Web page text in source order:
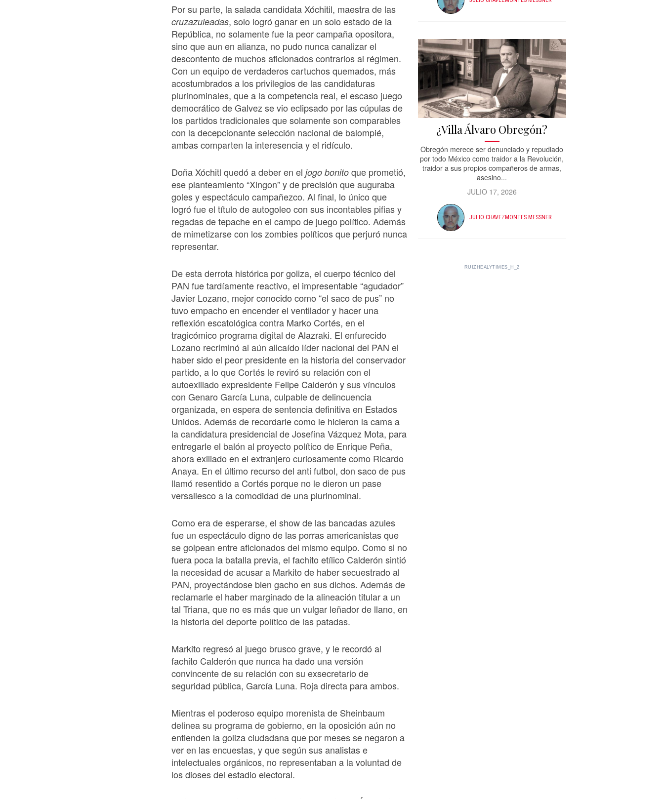
Por su parte, la salada candidata Xóchitil, maestra de las
cruzazuleadas, solo logró ganar en un solo estado de la
República, no solamente fue la peor campaña opositora,
sino que aun en alianza, no pudo nunca canalizar el
descontento de muchos aficionados contrarios al régimen.
Con un equipo de verdaderos cartuchos quemados, más
acostumbrados a los privilegios de las candidaturas
plurinominales, que a la competencia real, el escaso juego
democrático de Galvez se vio eclipsado por las cúpulas de
los partidos tradicionales que solamente son comparables
con la decepcionante selección nacional de balompié,
ambas comparten la interesencia y el ridículo.
Doña Xóchitl quedó a deber en el jogo bonito que prometió,
ese planteamiento “Xingon” y de precisión que auguraba
goles y espectáculo campañezco. Al final, lo único que
logró fue el título de autogoleo con sus incontables pifias y
regadas de tepache en el campo de juego político. Además
de mimetizarse con los zombies políticos que perjuró nunca
representar.
De esta derrota histórica por goliza, el cuerpo técnico del
PAN fue tardíamente reactivo, el impresentable “agudador”
Javier Lozano, mejor conocido como “el saco de pus” no
tuvo empacho en encender el ventilador y hacer una
reflexión escatológica contra Marko Cortés, en el
tragicómico programa digital de Alazraki. El enfurecido
Lozano recriminó al aún alicaído líder nacional del PAN el
haber sido el peor presidente en la historia del conservador
partido, a lo que Cortés le reviró su relación con el
autoexiliado expresidente Felipe Calderón y sus vínculos
con Genaro García Luna, culpable de delincuencia
organizada, en espera de sentencia definitiva en Estados
Unidos. Además de recordarle como le hicieron la cama a
la candidatura presidencial de Josefina Vázquez Mota, para
entregarle el balón al proyecto político de Enrique Peña,
ahora exiliado en el extranjero curiosamente como Ricardo
Anaya. En el último recurso del anti futbol, don saco de pus
llamó resentido a Cortés porque no le dieron un pase
versallesco a la comodidad de una plurinominal.
Como era de esperarse, el show de las bancadas azules
fue un espectáculo digno de las porras americanistas que
se golpean entre aficionados del mismo equipo. Como si no
fuera poca la batalla previa, el fachito etílico Calderón sintió
la necesidad de acusar a Markito de haber secuestrado al
PAN, proyectándose bien gacho en sus dichos. Además de
reclamarle el haber marginado de la alineación titular a un
tal Triana, que no es más que un vulgar leñador de llano, en
la historia del deporte político de las patadas.
Markito regresó al juego brusco grave, y le recordó al
fachito Calderón que nunca ha dado una versión
convincente de su relación con su exsecretario de
seguridad pública, García Luna. Roja directa para ambos.
Mientras el poderoso equipo morenista de Sheinbaum
delinea su programa de gobierno, en la oposición aún no
entienden la goliza ciudadana que por meses se negaron a
ver en las encuestas, y que según sus analistas e
intelectuales orgánicos, no representaban a la voluntad de
los dioses del estadio electoral.
¿Villa Álvaro Obregón?
Obregón merece ser denunciado y repudiado
por todo México como traidor a la Revolución,
traidor a sus propios compañeros de armas,
asesino...
JULIO 17, 2026
JULIO CHAVEZMONTES MESSNER
RUIZHEALYTIMES_H_2